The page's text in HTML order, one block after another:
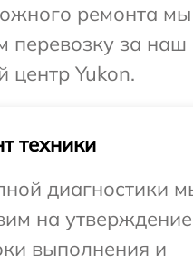
ремонта мы
перевозку за наш
центр Yukon.
техники
диагностики
на
выполнения и